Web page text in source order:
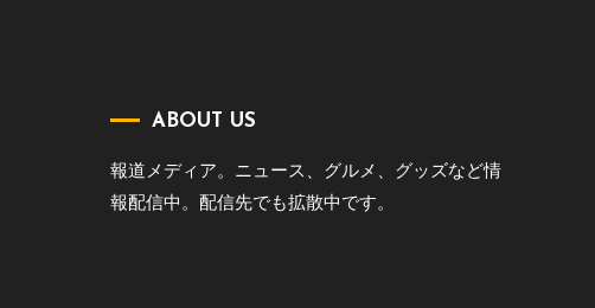
ABOUT US
報道メディア。ニュース、グルメ、グッズなど情
報配信中。配信先でも拡散中です。